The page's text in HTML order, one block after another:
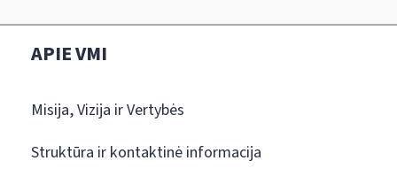
APIE VMI
Misija, Vizija ir Vertybės
Struktūra ir kontaktinė informacija